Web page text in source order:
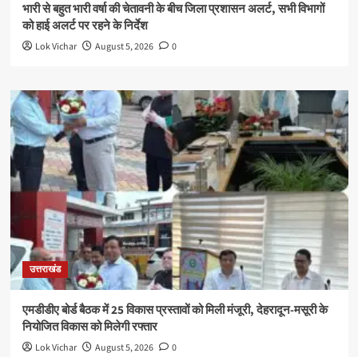
भारी से बहुत भारी वर्षा की चेतावनी के बीच जिला प्रशासन अलर्ट, सभी विभागों
को हाई अलर्ट पर रहने के निर्देश
Lok Vichar August 5, 2026 0
उत्तराखंड
एमडीडीए बोर्ड बैठक में 25 विकास प्रस्तावों को मिली मंजूरी, देहरादून-मसूरी के
नियोजित विकास को मिलेगी रफ्तार
Lok Vichar August 5, 2026 0